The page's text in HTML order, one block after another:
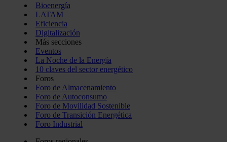
Bioenergía
LATAM
Eficiencia
Digitalización
Más secciones
Eventos
La Noche de la Energía
10 claves del sector energético
Foros
Foro de Almacenamiento
Foro de Autoconsumo
Foro de Movilidad Sostenible
Foro de Transición Energética
Foro Industrial